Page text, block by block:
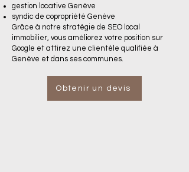
gestion locative Genève
syndic de copropriété Genève
Grâce à notre stratégie de SEO local
immobilier, vous améliorez votre position sur
Google et attirez une clientèle qualifiée à
Genève et dans ses communes.
Obtenir un devis